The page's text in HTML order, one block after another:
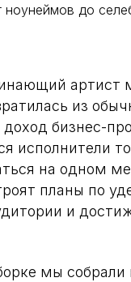
ноунеймов до
артист
из
бизнес-
исполнители
на одном
планы по
и
мы собрали